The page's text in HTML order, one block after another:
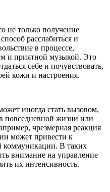
не только получение
расслабиться и
в процессе,
и приятной музыкой. Это
себе и почувствовать,
кожи и настроения.
иногда стать вызовом,
повседневной жизни или
чрезмерная реакция
может привести к
коммуникации. В таких
внимание на управление
их интенсивность.